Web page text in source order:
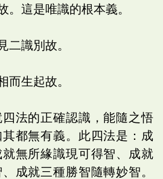
。這是唯識的根本義。
二識別故。
而生起故。
法的正確認識，能隨之悟
都無有義。此四法是：成
無所緣識現可得智、成就
成就三種勝智隨轉妙智。